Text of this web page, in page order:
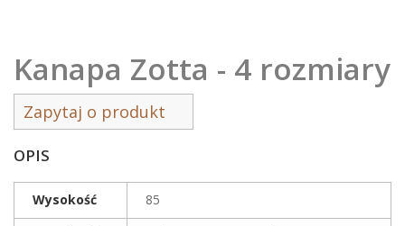
Kanapa Zotta - 4 rozmiary
Zapytaj o produkt
OPIS
Wysokość 85